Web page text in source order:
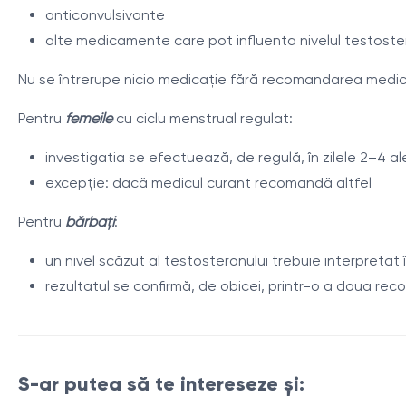
https://www.medichecks.com/blogs/testosterone/
https://www.webmd.com/a-to-z-guides/testosterone-test
IMPORTANT!
Este foarte important de reținut că informațiile din
să consultați un medic pentru a primi investigațiile
anticonvulsivante
alte medicamente care pot influența nivelul
Nu se întrerupe nicio medicație fără recomandarea
Pentru femeilecu ciclu menstrual regulat:
investigația se efectuează, de regulă, în zilele 2–4
excepție: dacă medicul curant recomandă altfel
Pentru bărbați:
un nivel scăzut al testosteronului trebuie interpretat
rezultatul se confirmă, de obicei, printr-o a doua
S-ar putea să te intereseze și: